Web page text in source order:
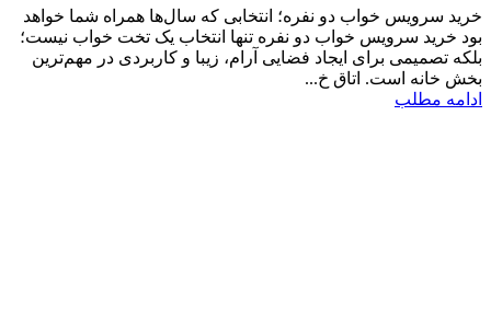
خرید سرویس خواب دو نفره؛ انتخابی که سال‌ها همراه شما خواهد
بود خرید سرویس خواب دو نفره تنها انتخاب یک تخت خواب نیست؛
بلکه تصمیمی برای ایجاد فضایی آرام، زیبا و کاربردی در مهم‌ترین
بخش خانه است. اتاق خ...
ادامه مطلب